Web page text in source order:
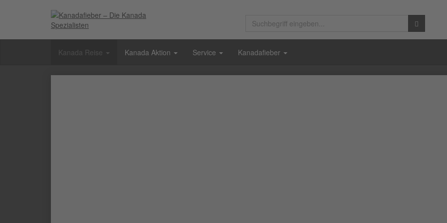
Kanada Reise Kanada Aktion Service Kanadafieber